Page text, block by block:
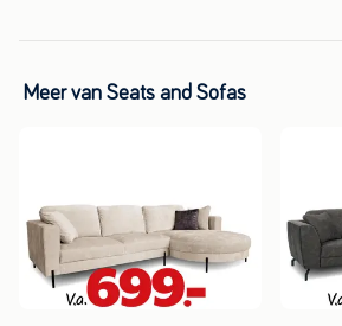
Meer van Seats and Sofas